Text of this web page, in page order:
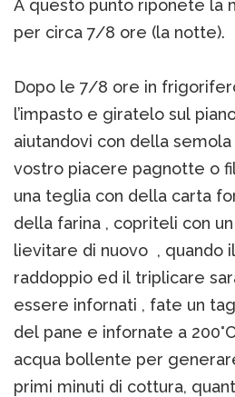
A questo punto riponete la
per circa 7/8 ore (la notte).
Dopo le 7/8 ore in
l’impasto e giratelo sul
aiutandovi con della
vostro piacere pagnotte o
una teglia con della carta
della farina , copriteli con
lievitare di nuovo , quando
raddoppio ed il triplicare
essere infornati , fate un
del pane e infornate a
acqua bollente per
primi minuti di cottura,